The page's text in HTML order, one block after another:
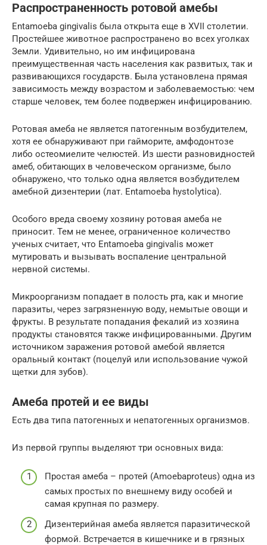
Распространенность ротовой амебы
Entamoeba gingivalis была открыта еще в XVII столетии.
Простейшее животное распространено во всех уголках
Земли. Удивительно, но им инфицирована
преимущественная часть населения как развитых, так и
развивающихся государств. Была установлена прямая
зависимость между возрастом и заболеваемостью: чем
старше человек, тем более подвержен инфицированию.
Ротовая амеба не является патогенным возбудителем,
хотя ее обнаруживают при гайморите, амфодонтозе
либо остеомиелите челюстей. Из шести разновидностей
амеб, обитающих в человеческом организме, было
обнаружено, что только одна является возбудителем
амебной дизентерии (лат. Entamoeba hystolytica).
Особого вреда своему хозяину ротовая амеба не
приносит. Тем не менее, ограниченное количество
ученых считает, что Entamoeba gingivalis может
мутировать и вызывать воспаление центральной
нервной системы.
Микроорганизм попадает в полость рта, как и многие
паразиты, через загрязненную воду, немытые овощи и
фрукты. В результате попадания фекалий из хозяина
продукты становятся также инфицированными. Другим
источником заражения ротовой амебой является
оральный контакт (поцелуй или использование чужой
щетки для зубов).
Амеба протей и ее виды
Есть два типа патогенных и непатогенных организмов.
Из первой группы выделяют три основных вида:
Простая амеба – протей (Amoebaproteus) одна из
самых простых по внешнему виду особей и
самая крупная по размеру.
Дизентерийная амеба является паразитической
формой. Встречается в кишечнике и в грязных